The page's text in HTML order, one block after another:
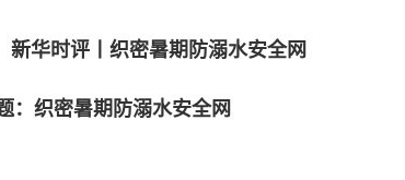
新华时评丨织密暑期防溺水安全网
：织密暑期防溺水安全网